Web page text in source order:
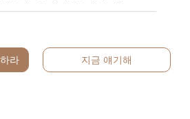
라 지금 얘기해